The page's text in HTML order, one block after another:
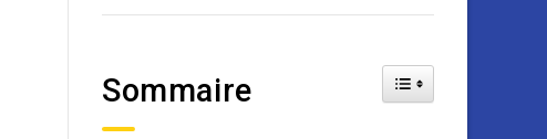
Sommaire Toggle Table of